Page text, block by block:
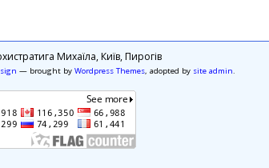
Михаїла, Київ, Пирогів
— brought by Wordpress Themes, adopted by site admin.